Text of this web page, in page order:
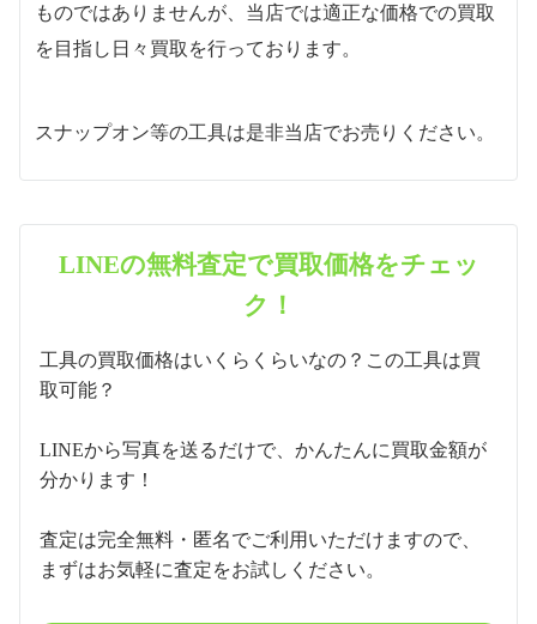
ものではありませんが、当店では適正な価格での買取
を目指し日々買取を行っております。
スナップオン等の工具は是非当店でお売りください。
LINEの無料査定で買取価格をチェッ
ク！
工具の買取価格はいくらくらいなの？この工具は買
取可能？
LINEから写真を送るだけで、かんたんに買取金額が
分かります！
査定は完全無料・匿名でご利用いただけますので、
まずはお気軽に査定をお試しください。